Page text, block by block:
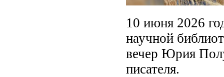
10 июня 2026
научной
вечер Юрия
писателя.